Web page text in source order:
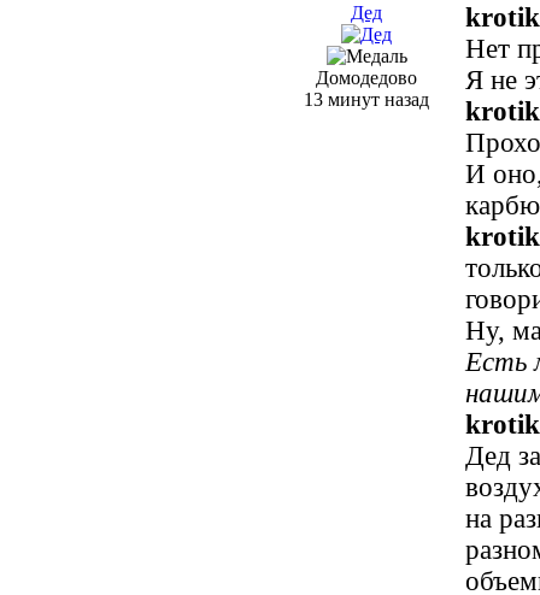
Дед
Домодедово
13 минут назад
Нет
Я не
И оно,
Ну,
Есть
Дед
на